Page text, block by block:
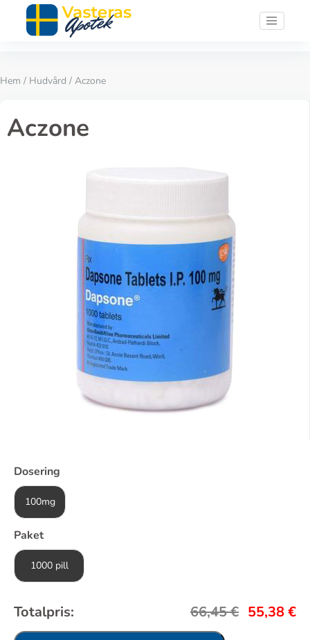
Hem / Hudvård / Aczone
Aczone
Dosering
100mg
Paket
1000 pill
Totalpris: 66,45€ 55,38€